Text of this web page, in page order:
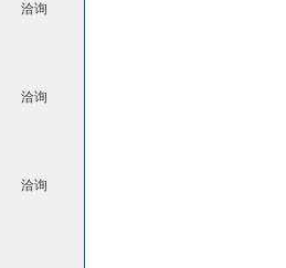
洽询
洽询
洽询